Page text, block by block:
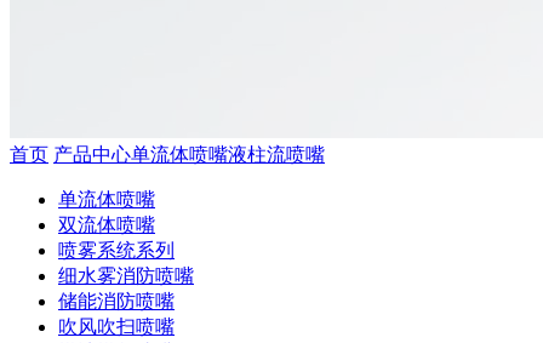
首页 产品中心单流体喷嘴液柱流喷嘴
单流体喷嘴
双流体喷嘴
喷雾系统系列
细水雾消防喷嘴
储能消防喷嘴
吹风吹扫喷嘴